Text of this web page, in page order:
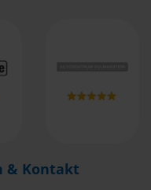
Kontakt